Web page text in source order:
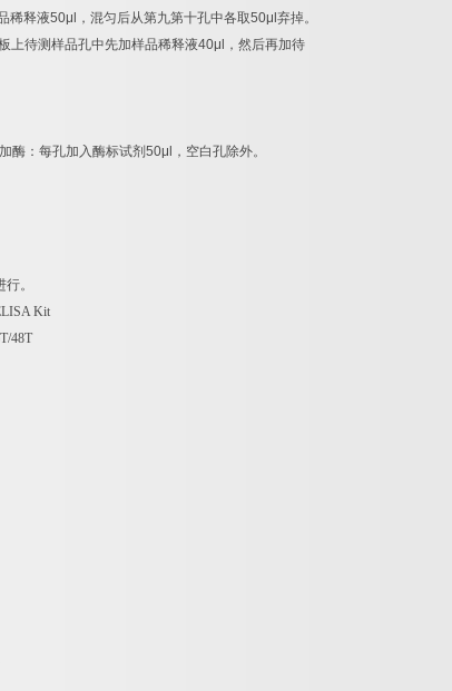
稀释液50μl ，混匀后从第九第十孔中各取50μl 弃掉。
上待测样品孔中先加样品稀释液40μl
，然后再加待
加酶：每孔加入酶标试剂 50μl
，空白孔除外。
。
Kit
48T